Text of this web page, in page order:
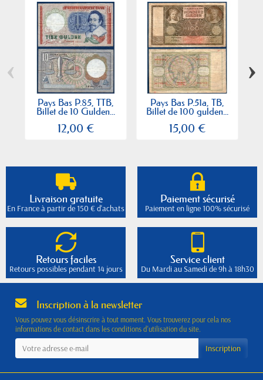
Pays Bas P.85, TTB,
Billet de 10 Gulden...
12,00 €
Pays Bas P.51a, TB,
Billet de 100 gulden...
15,00 €
‹ ›
Livraison gratuite
En France à partir de 150 € d'achats
Paiement sécurisé
Paiement en ligne 100% sécurisé
Retours faciles
Retours possibles pendant 14 jours
Service client
Du Mardi au Samedi de 9h à 18h30
Inscription à la newsletter
Vous pouvez vous désinscrire à tout moment. Vous trouverez pour cela nos
informations de contact dans les conditions d'utilisation du site.